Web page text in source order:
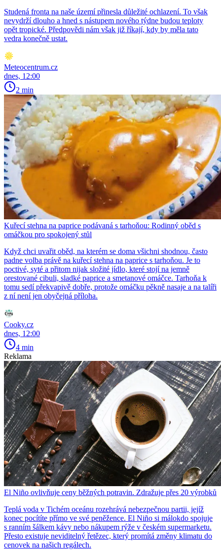
Studená fronta na naše území přinesla důležité ochlazení. To však
nevydrží dlouho a hned s nástupem nového týdne budou teploty
opět tropické. Předpovědi nám však již říkají, kdy by měla tato
vedra konečně ustat.
Meteocentrum.cz
dnes, 12:00
2 min
Kuřecí stehna na paprice podávaná s tarhoňou: Rodinný oběd s
omáčkou pro spokojený stůl
Když chci uvařit oběd, na kterém se doma všichni shodnou, často
padne volba právě na kuřecí stehna na paprice s tarhoňou. Je to
poctivé, syté a přitom nijak složité jídlo, které stojí na jemně
orestované cibuli, sladké paprice a smetanové omáčce. Tarhoňa k
tomu sedí překvapivě dobře, protože omáčku pěkně nasaje a na talíři
z ní není jen obyčejná příloha.
Cooky.cz
dnes, 12:00
4 min
Reklama
El Niño ovlivňuje ceny běžných potravin. Zdražuje přes 20 výrobků
Teplá voda v Tichém oceánu rozehrává nebezpečnou partii, jejíž
konec pocítíte přímo ve své peněžence. El Niño si málokdo spojuje
s ranním šálkem kávy nebo nákupem rýže v českém supermarketu.
Přesto existuje neviditelný řetězec, který promítá změny klimatu do
cenovek na našich regálech.